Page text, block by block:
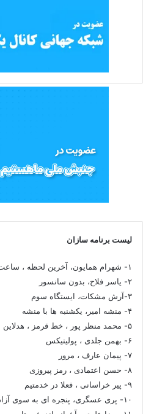
لیست برنامه سازان
۱- شهرام همایون، آخرین لحظه ، ساعت دوم ، شبانه
۲- یاسر فلاح، بدون سانسور
۳-آرش مشکات، ایستگاه سوم
۴- منشه امیر، یکشنبه ها با منشه
۵- محمد منظر پور ، خط قرمز ، هدلاین
۶- بهمن جلدی ، پولیتیکس
۷- پیمان عارف ، مرور
۸- حسن اعتمادی ، رمز پیروزی
۹- پیر خراسانی ، فعلا در خدمتیم
۱۰- پری عسگری، پنجره ای به سوی آزادی